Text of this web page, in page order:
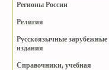
Регионы России
Религия
Русскоязычные зарубежные
издания
Справочники, учебная